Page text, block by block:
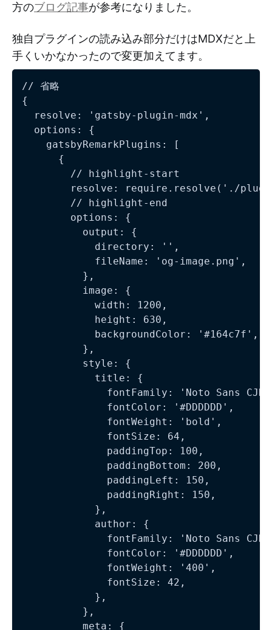
方のブログ記事が参考になりました。
独自プラグインの読み込み部分だけはMDXだと上
手くいかなかったので変更加えてます。
// 省略
{
  resolve: 'gatsby-plugin-mdx',
  options: {
    gatsbyRemarkPlugins: [
      {
        // highlight-start
resolve: require.resolve('./
        // highlight-end
        options: {
          output: {
            directory: '',
            fileName: 'og-image.png',
          },
          image: {
            width: 1200,
            height: 630,
            backgroundColor: '#164c7f',
          },
          style: {
            title: {
fontFamily: 'Noto Sans CJK
              fontColor: '#DDDDDD',
              fontWeight: 'bold',
              fontSize: 64,
              paddingTop: 100,
              paddingBottom: 200,
              paddingLeft: 150,
              paddingRight: 150,
            },
            author: {
fontFamily: 'Noto Sans CJK
              fontColor: '#DDDDDD',
              fontWeight: '400',
              fontSize: 42,
            },
          },
          meta: {